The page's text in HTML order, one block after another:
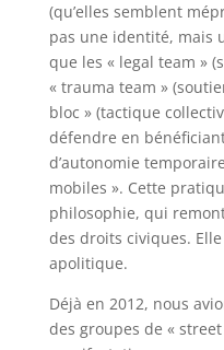
(qu’elles semblent
pas une identité, mais
que les « legal team »
« trauma team »
bloc » (tactique
défendre en
d’autonomie
mobiles ». Cette
philosophie, qui
des droits civiques.
apolitique.
Déjà en 2012, nous
des groupes de «